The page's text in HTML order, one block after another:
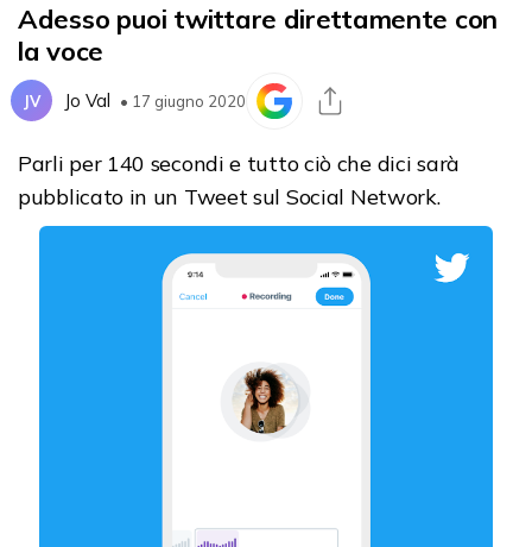
Adesso puoi twittare direttamente con
la voce
JV Jo Val • 17 giugno 2020
Parli per 140 secondi e tutto ciò che dici sarà
pubblicato in un Tweet sul Social Network.